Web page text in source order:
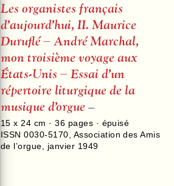
Les organistes français
d’aujourd’hui, II. Maurice
Duruflé – André Marchal,
mon troisième voyage aux
États-Unis – Essai d’un
répertoire liturgique de la
musique d’orgue –
15 x 24 cm ·36 pages · épuisé
ISSN 0030-5170 Association des Amis
de l’orgue
janvier 1949